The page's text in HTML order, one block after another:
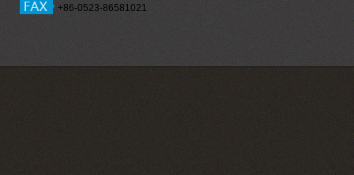
+86-0523-86581021